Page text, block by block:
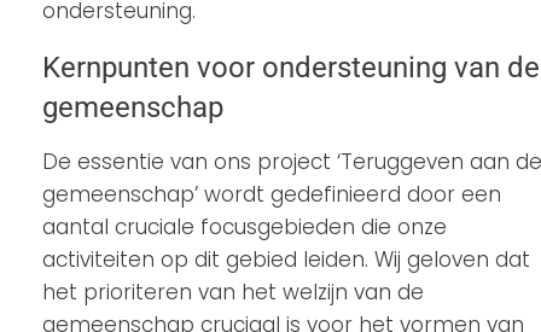
ondersteuning.
Kernpunten voor ondersteuning van de
gemeenschap
De essentie van ons project ‘Teruggeven aan de
gemeenschap’ wordt gedefinieerd door een
aantal cruciale focusgebieden die onze
activiteiten op dit gebied leiden. Wij geloven dat
het prioriteren van het welzijn van de
gemeenschap cruciaal is voor het vormen van